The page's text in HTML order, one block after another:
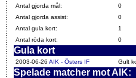
Antal gjorda mål:
0
Antal gjorda assist:
0
Antal gula kort:
1
Antal röda kort:
0
Gula kort
2003-06-26 AIK - Östers IF Gult
Spelade matcher mot AIK: